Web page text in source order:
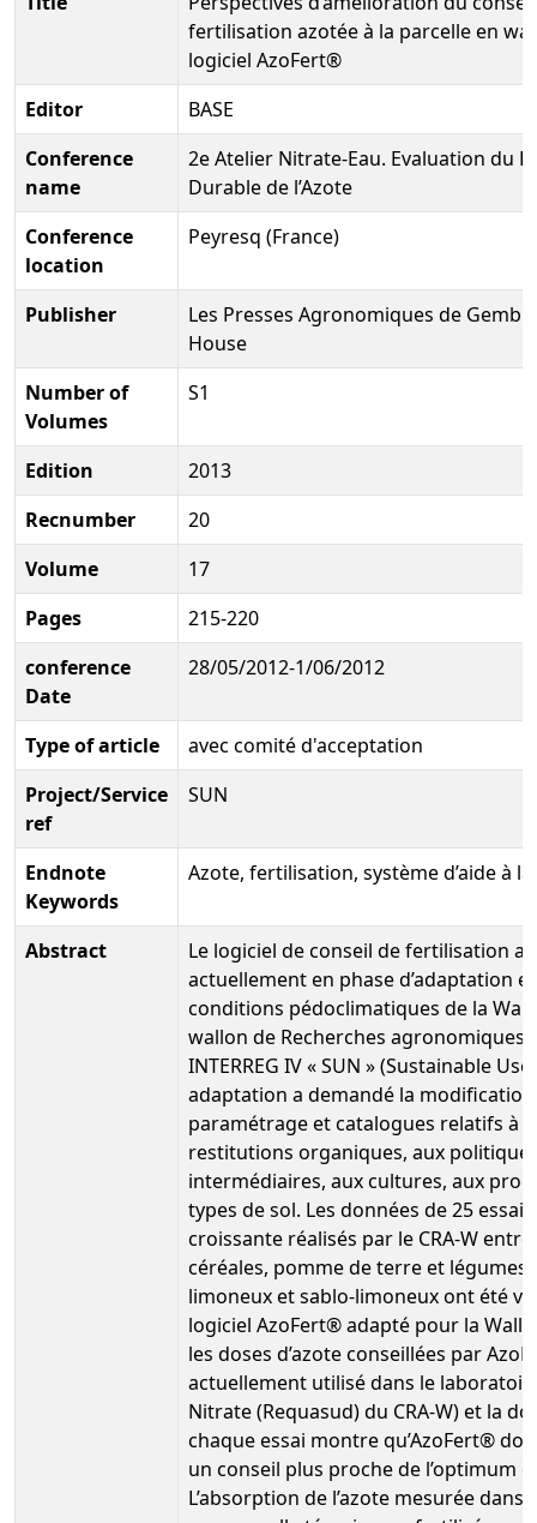
fertilisation azotée à la parcelle en
logiciel AzoFert®
Editor
BASE
Conference
name
2e Atelier Nitrate-Eau. Evaluation du
Durable de l’Azote
Conference
location
Peyresq (France)
Publisher
Les Presses Agronomiques de
House
Number of
Volumes
S1
Edition
2013
Recnumber
20
Volume
17
Pages
215-220
conference
Date
28/05/2012-1/06/2012
Type of article
avec comité d'acceptation
Project/Service
ref
SUN
Endnote
Keywords
Azote, fertilisation, système d’aide à
Abstract
Le logiciel de conseil de fertilisation
actuellement en phase d’adaptation
conditions pédoclimatiques de la
wallon de Recherches
INTERREG IV « SUN » (Sustainable
adaptation a demandé la
paramétrage et catalogues relatifs à
restitutions organiques, aux
intermédiaires, aux cultures, aux
types de sol. Les données de 25
croissante réalisés par le CRA-W
céréales, pomme de terre et légumes
limoneux et sablo-limoneux ont été
logiciel AzoFert® adapté pour la
les doses d’azote conseillées par
actuellement utilisé dans le
Nitrate (Requasud) du CRA-W) et la
chaque essai montre qu’AzoFert®
un conseil plus proche de l’optimum
L’absorption de l’azote mesurée